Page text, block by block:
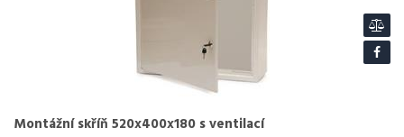
Montážní skříň 520x400x180 s ventilací